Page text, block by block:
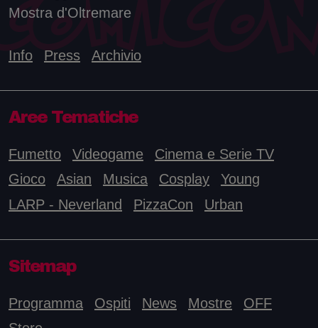
Mostra d'Oltremare
Info Press Archivio
Aree Tematiche
Fumetto Videogame
Cinema e Serie TV
Gioco
Asian Musica Cosplay
Young
LARP - Neverland
PizzaCon Urban
Sitemap
Programma Ospiti News Mostre
OFF